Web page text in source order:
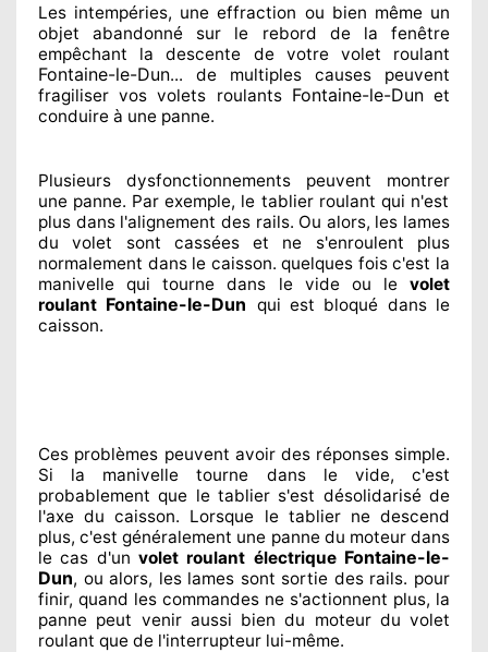
Les intempéries, une effraction ou bien même un
objet abandonné sur le rebord de la fenêtre
empêchant la descente de votre volet roulant
Fontaine-le-Dun... de multiples causes peuvent
fragiliser vos volets roulants Fontaine-le-Dunet
conduire à une panne.
Plusieurs dysfonctionnements peuvent montrer
une panne. Par exemple, le tablier roulant qui n'est
plus dans l'alignement des rails. Ou alors, les lames
du volet sont casséeset ne s'enroulent plus
normalement dans le caisson. quelques foisc'est la
manivelle qui tourne dans le vide ou le volet
roulant Fontaine-le-Dun qui est bloqué dans le
caisson.
Ces problèmes peuvent avoir des réponses simple.
Si la manivelle tourne dans le vide, c'est
probablement que le tablier s'est désolidariséde
l'axe du caisson. Lorsque le tablier ne descend
plus, c'est généralement une panne du moteur dans
le cas d'un volet roulant électrique Fontaine-le-
Dun, ou alors, les lames sont sortie des rails. pour
finir, quand les commandes ne s'actionnent plus, la
panne peut venir aussi bien du moteur du volet
roulant que de l'interrupteur lui-même.